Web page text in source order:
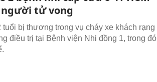
người tử vong
tuổi bị thương trong vụ cháy xe khách rạng
điều trị tại Bệnh viện Nhi đồng 1, trong đó